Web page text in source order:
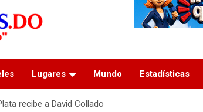
Lugares Mundo Estadísticas
recibe a David Collado